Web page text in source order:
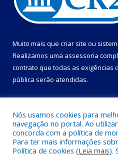
Muito mais que criar site ou
Realizamos uma assessoria
contrato que todas as exigências
pública serão atendidas.
Nós usamos cookies para
navegação no portal. Ao
concorda com a política de
Para ter mais informações
Política de cookies (Leia mais).